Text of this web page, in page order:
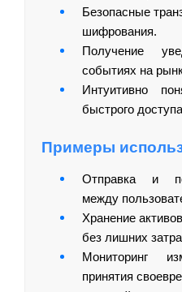
Безопасные
шифрования.
Получение
событиях на
Интуитивно
быстрого
Примеры
Отправка и
между
Хранение
без лишних
Мониторинг
принятия